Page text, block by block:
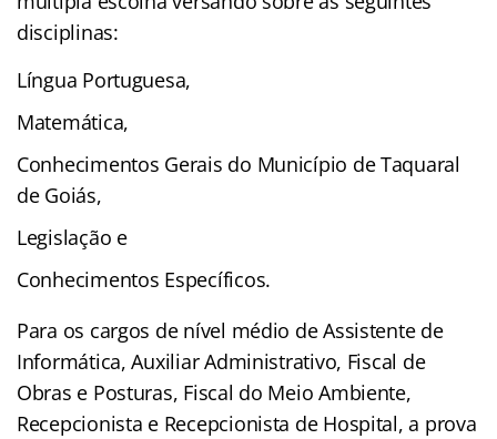
disciplinas:
Língua Portuguesa,
Matemática,
Conhecimentos Gerais do Município de Taquaral
de Goiás,
Legislação e
Conhecimentos Específicos.
Para os cargos de nível médio de Assistente de
Informática, Auxiliar Administrativo, Fiscal de
Obras e Posturas, Fiscal do Meio Ambiente,
Recepcionista e Recepcionista de Hospital, a prova